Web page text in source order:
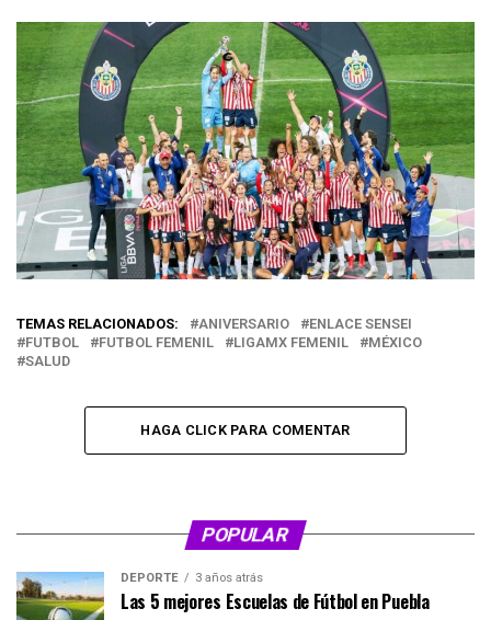
TEMAS RELACIONADOS: ANIVERSARIO
ENLACE SENSEI
FUTBOL
FUTBOL FEMENIL LIGAMX FEMENIL
MÉXICO
SALUD
HAGA CLICK PARA COMENTAR
POPULAR
DEPORTE 3 años atrás
Las 5 mejores Escuelas de Fútbol en Puebla